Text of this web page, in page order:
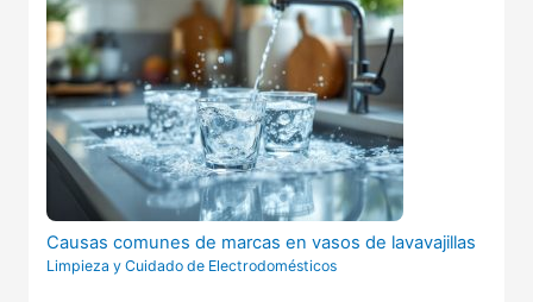
Causas comunes de marcas en vasos de lavavajillas
Limpieza y Cuidado de Electrodomésticos